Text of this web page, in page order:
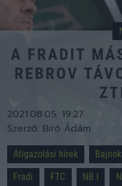
A FRADIT
REBROV
2021.08.05. 19:27
Szerző: Bíró Ádám
Átigazolási hírek
Fradi
FTC NB I